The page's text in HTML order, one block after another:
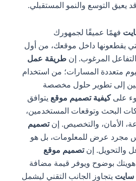
يعيق التوسع والنمو المستقبلي.
فهمًا عميقًا لجمهورك
يقطعونها داخل موقعك، من أول
المرغوب. إنطريقة عمل
متعددة المسارات؛ من استخدام
إلى تطوير حلول مخصصة
على كيفية تصميم موقعيتوافق
البحث وتوقعات المستخدمين،
الأمان، والتخصيص. إنتصميم
مجرد عرض للمعلومات، بل هو
والتحويل. إنتصميم موقع
بوضوح ويوفر قيمة مضافة
يتجاوز الجانب التقني ليشمل